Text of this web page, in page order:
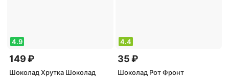
4.9
149 ₽
Шоколад Хрутка Шоколад
4.4
35 ₽
Шоколад Рот Фронт